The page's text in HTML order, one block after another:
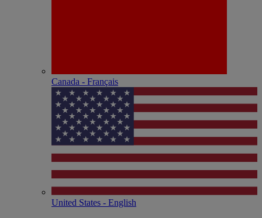
Canada - Français
United States - English